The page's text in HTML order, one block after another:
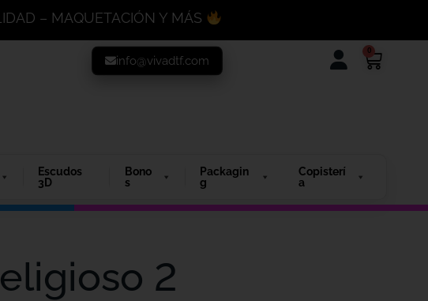
– MAQUETACIÓN Y MÁS
0
info@vivadtf.com
Escudos
3D
Bono
s
Packagin
g
Copisterí
a
2